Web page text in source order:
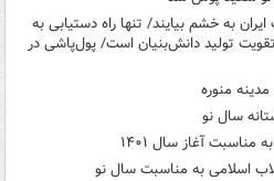
به خشم بیایند/ تنها راه دستیابی به
تولید دانش‌بنیان است/ پول‌پاشی در
مدینه منوره
سال نو
آغاز سال ۱۴۰۱
اسلامی به مناسبت سال نو